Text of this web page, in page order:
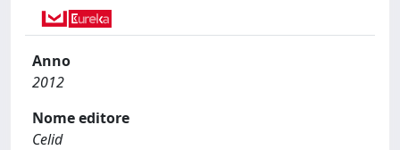
Anno
2012
Nome editore
Celid